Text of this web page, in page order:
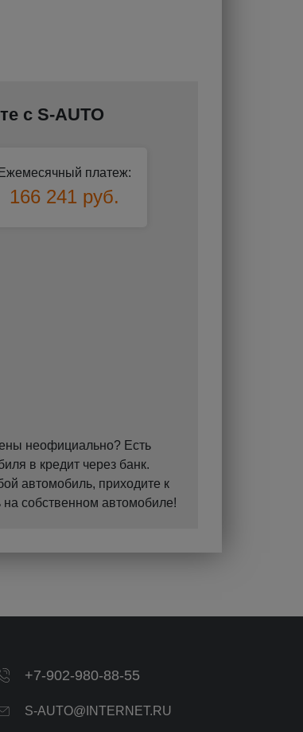
с S-AUTO
Ежемесячный платеж:
166 241 руб.
неофициально? Есть
в кредит через банк.
автомобиль, приходите к
собственном автомобиле!
+7-902-980-88-55
S-AUTO@INTERNET.RU